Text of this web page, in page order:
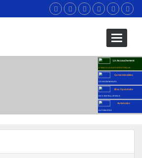
Toggle
Lit Accouchement
GYNECOLOGIE OBSTETRIQUE
Consommables
CONSOMMABLES
Bloc Operatoire
NOS INSTALLATIONS
Automates
AUTOMATES